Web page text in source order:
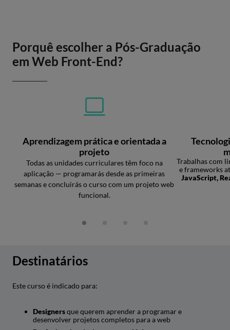
Porquê escolher a Pós-Graduação
em Web Front-End?
Aprendizagem prática e orientada a
projeto
Todas as unidades curriculares têm foco na
aplicação — programarás desde as primeiras
semanas e concluirás o curso com um projeto web
funcional.
Trabalhas com
e frameworks
JavaScript,
Destinatários
Este curso é indicado para:
Designersque querem aprender a programar e
desenvolver projetos completos para a web